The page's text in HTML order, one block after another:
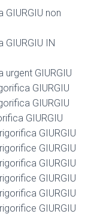
non
IN
GIURGIU
GIURGIU
GIURGIU
GIURGIU
GIURGIU
GIURGIU
GIURGIU
GIURGIU
GIURGIU
GIURGIU